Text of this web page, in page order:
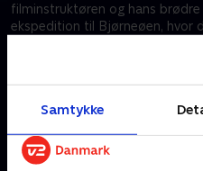
Samtykke
filminstruktøren og hans
ekspedition til Bjørneøen, hvor
de hårde realiteter omkring